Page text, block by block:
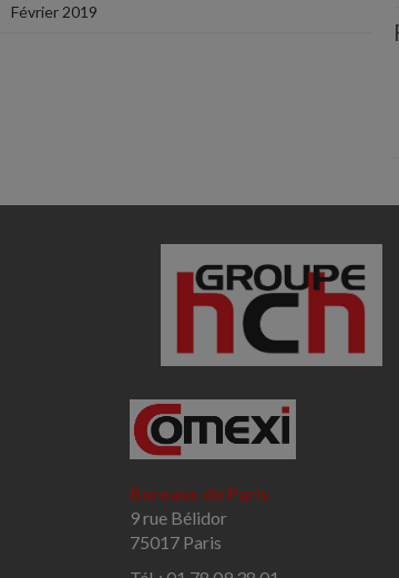
Février 2019
Bureaux de Paris
9 rue Bélidor
75017 Paris